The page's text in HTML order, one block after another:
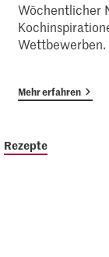
Wöchentlicher
Wettbewerben.
Mehr erfahren
Rezepte